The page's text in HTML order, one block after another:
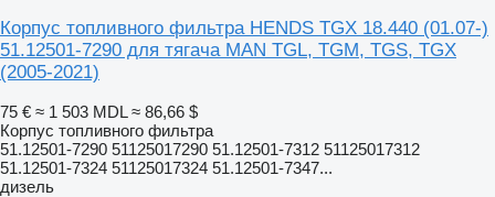
Корпус топливного фильтра HENDS TGX 18.440 (01.07-)
51.12501-7290 для тягача MAN TGL, TGM, TGS, TGX
(2005-2021)
75 € ≈ 1 503 MDL ≈ 86,66 $
Корпус топливного фильтра
51.12501-7290 51125017290 51.12501-7312 51125017312
51.12501-7324 51125017324 51.12501-7347...
дизель